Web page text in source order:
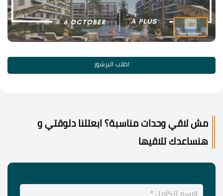
اطلب البرشور
مش لاقي وحدات مناسبة؟ ابعتلنا دلوقتي و
هنساعدك تلاقيها